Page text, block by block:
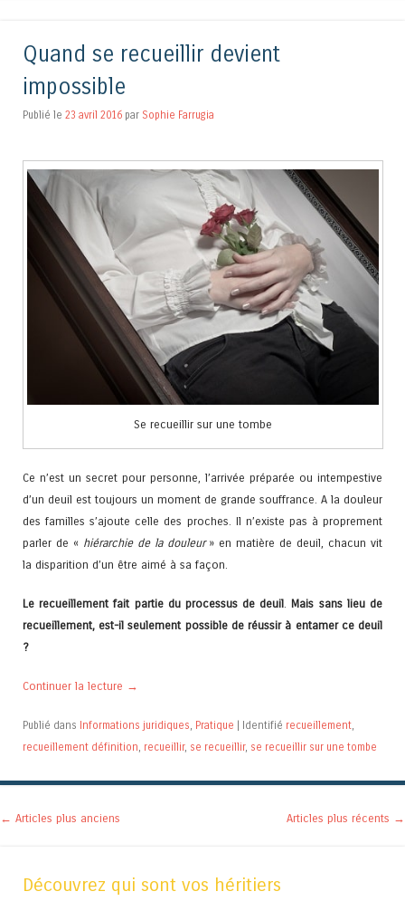
Quand se recueillir devient
impossible
Publié le 23 avril 2016 par Sophie Farrugia
Se recueillir sur une tombe
Ce n’est un secret pour personne, l’arrivée préparée ou intempestive
d’un deuil est toujours un moment de grande souffrance. A la douleur
des familles s’ajoute celle des proches. Il n’existe pas à proprement
parler de « hiérarchie de la douleur» en matière de deuil, chacun vit
la disparition d’un être aimé à sa façon.
Le recueillement fait partie du processus de deuil .Mais sans lieu de
recueillement, est-il seulement possible de réussir à entamer ce deuil
?
Continuer la lecture →
Publié dans Informations juridiques, Pratique Identifié recueillement,
recueillement définition, recueillir, se recueillir, se recueillir sur une tombe
Navigation des articles
← Articles plus anciens Articles plus récents →
Découvrez qui sont vos héritiers